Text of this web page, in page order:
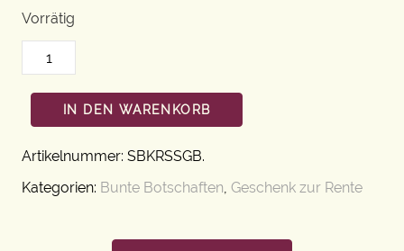
Vorrätig
IN DEN WARENKORB
Artikelnummer: SBKRSSGB.
Kategorien: Bunte Botschaften, Geschenk zur Rente